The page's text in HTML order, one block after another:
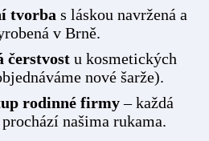
tvorba s láskou navržená a
v Brně.
čerstvost u kosmetických
nové šarže).
rodinné firmy– každá
našima rukama.